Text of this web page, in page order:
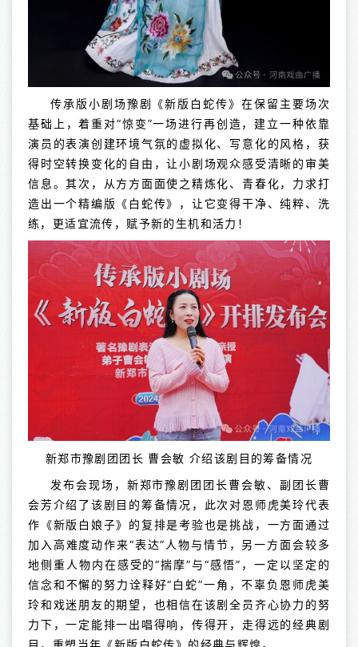
传承版小剧场豫剧《新版白蛇传》在保留主要场次
基础上，着重对“惊变”一场进行再创造，建立一种依靠
演员的表演创建环境气氛的虚拟化、写意化的风格，获
得时空转换变化的自由，让小剧场观众感受清晰的审美
信息。其次，从方方面面使之精炼化、青春化，力求打
造出一个精编版《白蛇传》，让它变得干净、纯粹、洗
练，更适宜流传，赋予新的生机和活力！
新郑市豫剧团团长 曹会敏 介绍该剧目的筹备情况
发布会现场，新郑市豫剧团团长曹会敏、副团长曹
会芳介绍了该剧目的筹备情况，此次对恩师虎美玲代表
作《新版白娘子》的复排是考验也是挑战，一方面通过
加入高难度动作来“表达”人物与情节，另一方面会较多
地侧重人物内在感受的“揣摩”与“感悟”，一定以坚定的
信念和不懈的努力诠释好“白蛇”一角，不辜负恩师虎美
玲和戏迷朋友的期望，也相信在该剧全员齐心协力的努
力下，一定能排一出唱得响，传得开，走得远的经典剧
目，重塑当年《新版白蛇传》的经典与辉煌。